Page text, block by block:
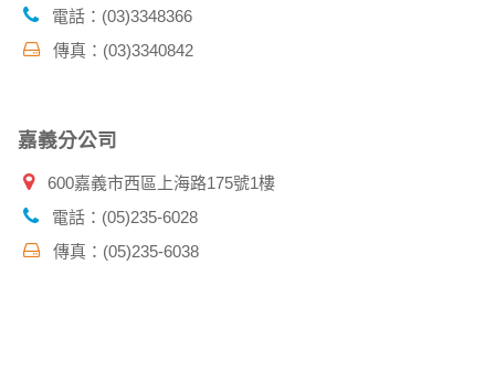
，請務必向警政單位提出告訴，我們將全力
電話：(03)3348366
傳真：(03)3340842
嘉義分公司
600嘉義市西區上海路175號1樓
電話：(05)235-6028
傳真：(05)235-6038